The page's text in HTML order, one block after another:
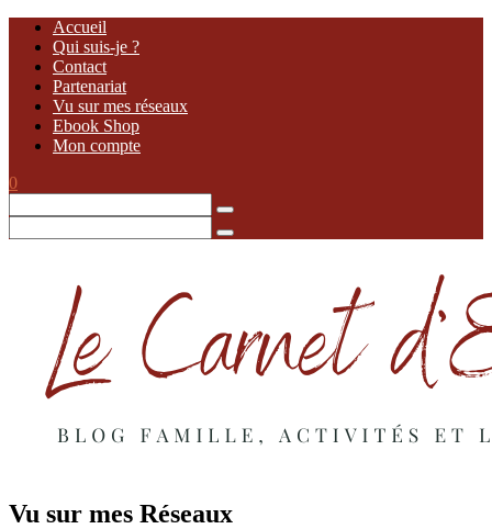
Accueil
Qui suis-je ?
Contact
Partenariat
Vu sur mes réseaux
Ebook Shop
Mon compte
0
Vu sur mes Réseaux